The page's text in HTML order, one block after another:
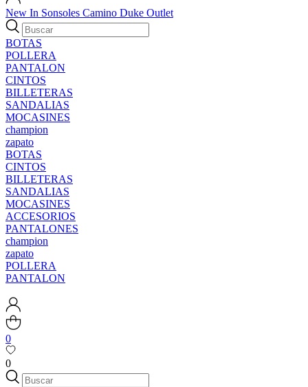
New In Sonsoles Camino Duke Outlet
BOTAS
POLLERA
PANTALON
CINTOS
BILLETERAS
SANDALIAS
MOCASINES
champion
zapato
BOTAS
CINTOS
BILLETERAS
SANDALIAS
MOCASINES
ACCESORIOS
PANTALONES
champion
zapato
POLLERA
PANTALON
0
0